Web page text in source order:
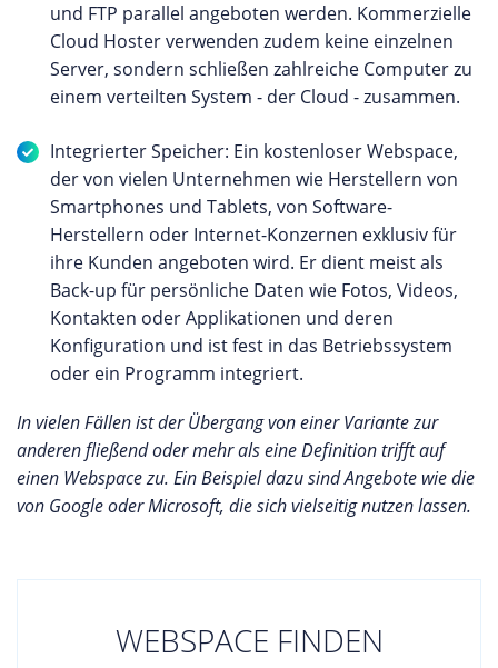
und FTP parallel angeboten werden. Kommerzielle
Cloud Hoster verwenden zudem keine einzelnen
Server, sondern schließen zahlreiche Computer zu
einem verteilten System - der Cloud - zusammen.
Integrierter Speicher: Ein kostenloser Webspace,
der von vielen Unternehmen wie Herstellern von
Smartphones und Tablets, von Software-
Herstellern oder Internet-Konzernen exklusiv für
ihre Kunden angeboten wird. Er dient meist als
Back-up für persönliche Daten wie Fotos, Videos,
Kontakten oder Applikationen und deren
Konfiguration und ist fest in das Betriebssystem
oder ein Programm integriert.
In vielen Fällen ist der Übergang von einer Variante zur
anderen fließend oder mehr als eine Definition trifft auf
einen Webspace zu. Ein Beispiel dazu sind Angebote wie die
von Google oder Microsoft, die sich vielseitig nutzen lassen.
WEBSPACE FINDEN